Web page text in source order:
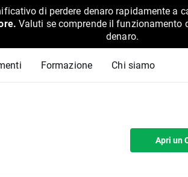
di perdere denaro rapidamente a
Valuti se comprende il funzionamento
denaro.
Formazione Chi siamo
Apri un